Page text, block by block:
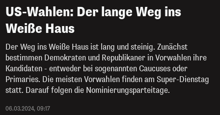
US-Wahlen: Der lange Weg ins
Weiße Haus
Der Weg ins Weiße Haus ist lang und steinig. Zunächst
bestimmen Demokraten und Republikaner in Vorwahlen ihre
Kandidaten - entweder bei sogenannten Caucuses oder
Primaries. Die meisten Vorwahlen finden am Super-Dienstag
statt. Darauf folgen die Nominierungsparteitage.
06.03.2024, 09:17